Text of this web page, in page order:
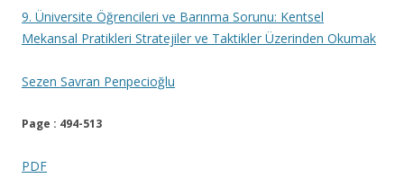
9. Üniversite Öğrencileri ve Barınma Sorunu: Kentsel
Mekansal Pratikleri Stratejiler ve Taktikler Üzerinden Okumak
Sezen Savran Penpecioğlu
Page : 494-513
PDF